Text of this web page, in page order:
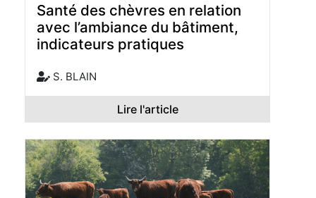
Santé des chèvres en relation
avec l’ambiance du bâtiment,
indicateurs pratiques
S. BLAIN
Lire l'article